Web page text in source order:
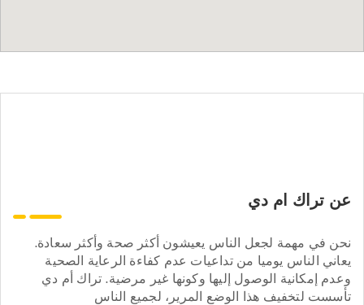
عن تراك ام دي
نحن في مهمة لجعل الناس يعيشون أكثر صحة وأكثر سعادة.
يعاني الناس يوميا من تداعيات عدم كفاءة الرعاية الصحية
وعدم إمكانية الوصول إليها وكونها غير مرضية. تراك أم دي
تأسست لتخفيف هذا الوضع المرير، لجميع الناس